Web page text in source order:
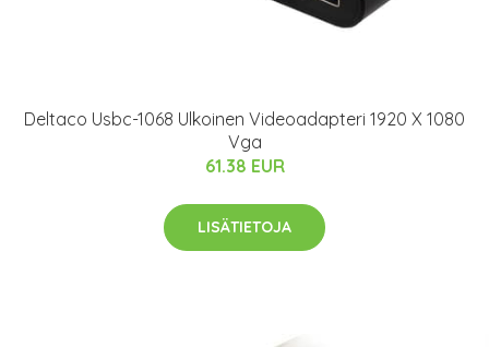
Deltaco Usbc-1068 Ulkoinen Videoadapteri 1920 X 1080
Vga
61.38 EUR
LISÄTIETOJA